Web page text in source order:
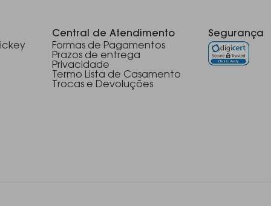
Central de Atendimento
Formas de Pagamentos
Prazos de entrega
Privacidade
Termo Lista de Casamento
Trocas e Devoluções
Segurança